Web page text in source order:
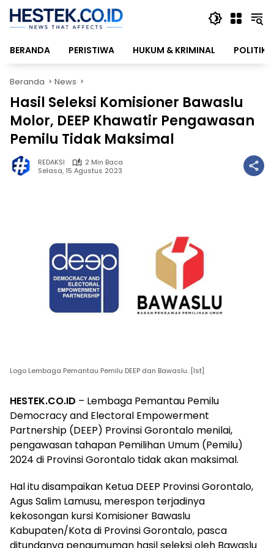
Langsung
konten
BERANDA
PERISTIWA HUKUM & KRIMINAL POLITIK
Beranda News
Hasil Seleksi Komisioner Bawaslu
Molor, DEEP Khawatir Pengawasan
Pemilu Tidak Maksimal
REDAKSI
2 Min Baca
Selasa, 15 Agustus 2023
Logo Lembaga Pemantau Pemilu DEEP dan Bawaslu. [Ist]
HESTEK.CO.ID – Lembaga Pemantau Pemilu
Democracy and Electoral Empowerment
Partnership (DEEP) Provinsi Gorontalo menilai,
pengawasan tahapan Pemilihan Umum (Pemilu)
2024 di Provinsi Gorontalo tidak akan maksimal.
Hal itu disampaikan Ketua DEEP Provinsi Gorontalo,
Agus Salim Lamusu, merespon terjadinya
kekosongan kursi Komisioner Bawaslu
Kabupaten/Kota di Provinsi Gorontalo, pasca